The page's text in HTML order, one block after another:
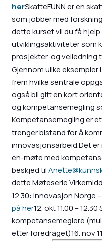
herSkatteFUNN er en
som jobber med
dette kurset vil du få
utviklingsaktiviteter som
prosjekter, og veiledning
Gjennom ulike
frem hvilke sentrale
også bli gitt en kort
og kompetansemegling
Kompetansemegling er
trenger bistand for å
innovasjonsarbeid.Det
en-møte med
beskjed til
dette.Møteserie
12.30: Innovasjon Norge –
på her12. okt 11.00 –
kompetansemeglere
etter foredraget)16. nov